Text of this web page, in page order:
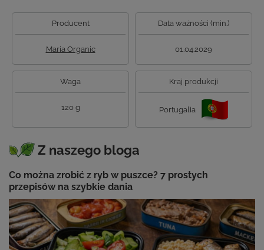
Producent
Maria Organic
Data ważności (min.)
01.04.2029
Waga
120 g
Kraj produkcji
Portugalia
Z naszego bloga
Co można zrobić z ryb w puszce? 7 prostych
przepisów na szybkie dania